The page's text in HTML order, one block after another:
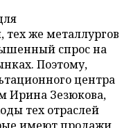
же металлургов
спрос на
Поэтому,
центра
Ирина Зезюкова,
тех отраслей